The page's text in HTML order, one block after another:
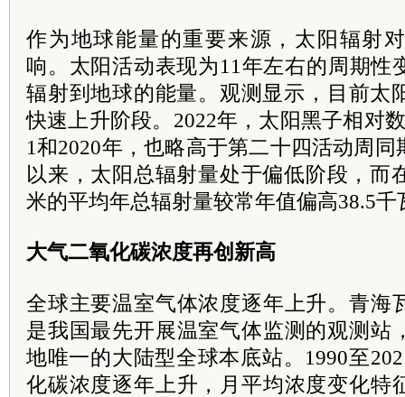
作为地球能量的重要来源，太阳辐射
响。太阳活动表现为11年左右的周期性
辐射到地球的能量。观测显示，目前太
快速上升阶段。2022年，太阳黑子相对
1和2020年，也略高于第二十四活动周
以来，太阳总辐射量处于偏低阶段，而
米的平均年总辐射量较常年值偏高38.5千
大气二氧化碳浓度再创新高
全球主要温室气体浓度逐年上升。青海
是我国最先开展温室气体监测的观测站
地唯一的大陆型全球本底站。1990至
化碳浓度逐年上升，月平均浓度变化特